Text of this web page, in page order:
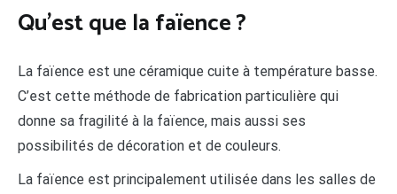
Qu’est que la faïence ?
La faïence est une céramique cuite à température basse.
C’est cette méthode de fabrication particulière qui
donne sa fragilité à la faïence, mais aussi ses
possibilités de décoration et de couleurs.
La faïence est principalement utilisée dans les salles de